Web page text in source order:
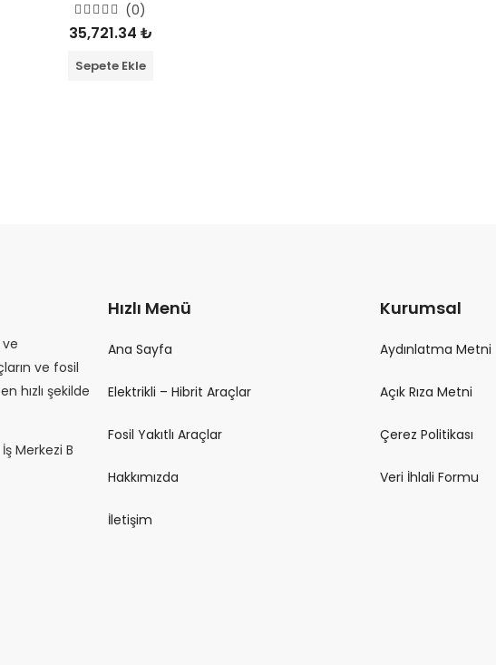
5
üzerinden
aldı
(0)
35,721.34 ₺
Sepete Ekle
ve
ve fosil
hızlı şekilde
Merkezi B
Hızlı Menü
Ana Sayfa
Elektrikli – Hibrit Araçlar
Fosil Yakıtlı Araçlar
Hakkımızda
İletişim
Kurumsal
Aydınlatma Metni
Açık Rıza Metni
Çerez Politikası
Veri İhlali Formu